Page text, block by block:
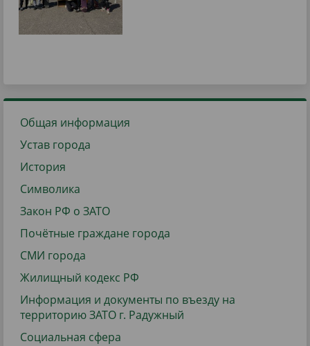
Общая информация
Устав города
История
Символика
Закон РФ о ЗАТО
Почётные граждане города
СМИ города
Жилищный кодекс РФ
Информация и документы по въезду на
территорию ЗАТО г. Радужный
Социальная сфера